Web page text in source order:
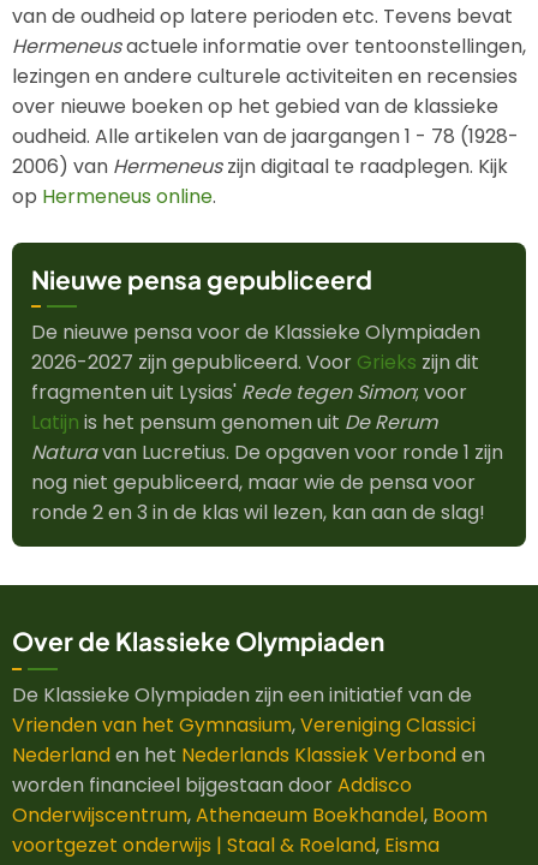
van de oudheid op latere perioden etc. Tevens bevat
Hermeneusactuele informatie over tentoonstellingen,
lezingen en andere culturele activiteiten en recensies
over nieuwe boeken op het gebied van de klassieke
oudheid. Alle artikelen van de jaargangen 1 - 78 (1928-
2006) van Hermeneuszijn digitaal te raadplegen. Kijk
op Hermeneus online.
Nieuwe pensa gepubliceerd
De nieuwe pensa voor de Klassieke Olympiaden
2026-2027 zijn gepubliceerd. Voor Grieks zijn dit
fragmenten uit Lysias' Rede tegen Simon; voor
Latijn is het pensum genomen uit De Rerum
Naturavan Lucretius. De opgaven voor ronde 1 zijn
nog niet gepubliceerd, maar wie de pensa voor
ronde 2 en 3 in de klas wil lezen, kan aan de slag!
Over de Klassieke Olympiaden
De Klassieke Olympiaden zijn een initiatief van de
Vrienden van het Gymnasium,Vereniging Classici
Nederlanden het Nederlands Klassiek Verbonden
worden financieel bijgestaan doorAddisco
Onderwijscentrum,Athenaeum Boekhandel, Boom
voortgezet onderwijs | Staal & Roeland, Eisma